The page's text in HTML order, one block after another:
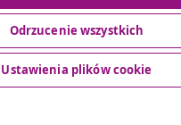
Odrzucenie wszystkich
Ustawienia plików cookie